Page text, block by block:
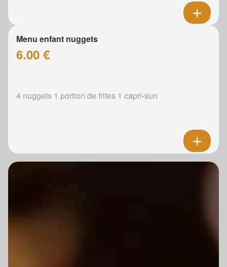
Menu enfant nuggets
6.00 €
4 nuggets 1 portion de frites 1 capri-sun